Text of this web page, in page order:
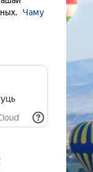
Чаму